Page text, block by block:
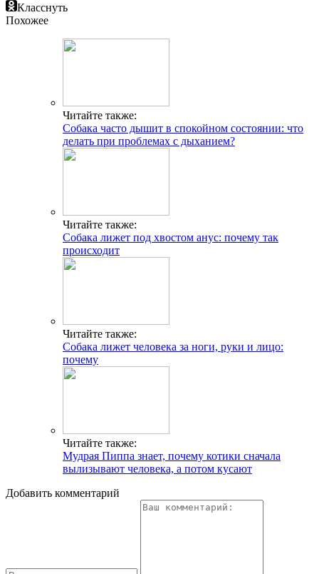
Класснуть
Похожее
Читайте также:
Собака часто дышит в спокойном состоянии: что
делать при проблемах с дыханием?
Читайте также:
Собака лижет под хвостом анус: почему так
происходит
Читайте также:
Собака лижет человека за ноги, руки и лицо:
почему
Читайте также:
Мудрая Пиппа знает, почему котики сначала
вылизывают человека, а потом кусают
Добавить комментарий